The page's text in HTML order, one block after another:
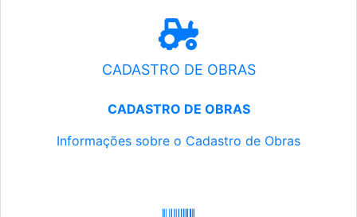
CADASTRO DE OBRAS
CADASTRO DE OBRAS
Informações sobre o Cadastro de Obras